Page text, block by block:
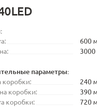
600
параметры:
коробки:
240
коробки:
390
коробки:
720